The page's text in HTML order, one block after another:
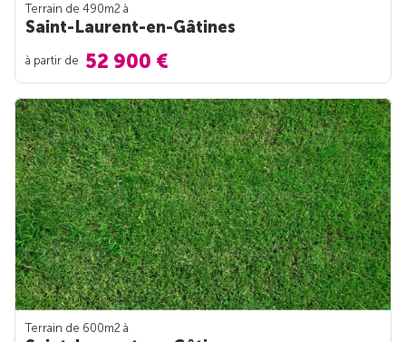
Terrain de 490m2 à
Saint-Laurent-en-Gâtines
à partir de 52 900 €
Terrain de 600m2 à